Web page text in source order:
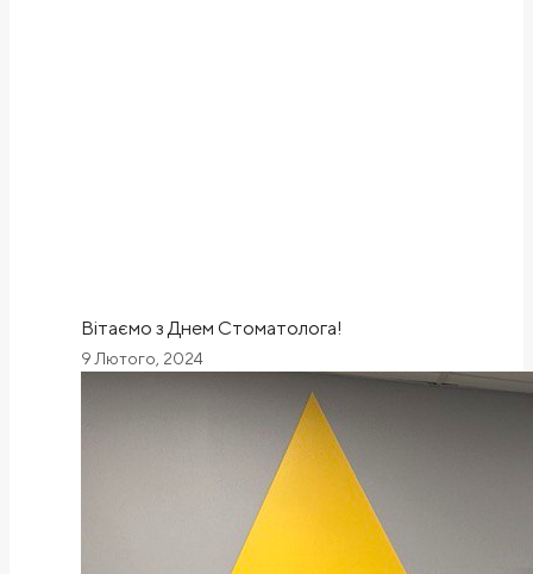
Вітаємо з Днем Стоматолога!
9 Лютого, 2024